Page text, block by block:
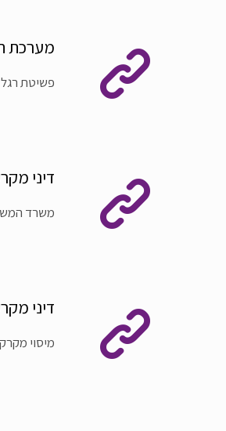
מערכת
פשיטת רגל
דיני
משרד
דיני
מיסוי